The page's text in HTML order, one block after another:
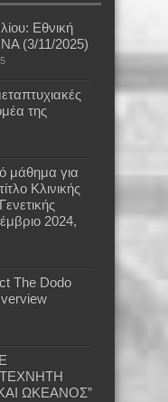
Εθνική
(3/11/2025)
της
μάθημα για
Κλινικής
2024,
The Dodo
ΩΚΕΑΝΟΣ”